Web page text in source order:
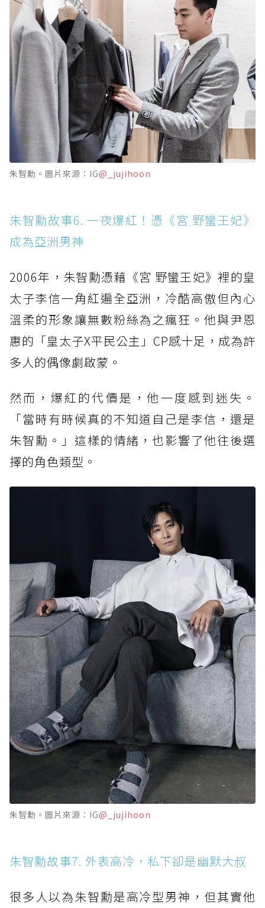
朱智勳。圖片來源：IG@_jujihoon
朱智勳故事6. 一夜爆紅！憑《宮 野蠻王妃》
成為亞洲男神
2006年，朱智勳憑藉《宮 野蠻王妃》裡的皇
太子李信一角紅遍全亞洲，冷酷高傲但內心
溫柔的形象讓無數粉絲為之瘋狂。他與尹恩
惠的「皇太子X平民公主」CP感十足，成為許
多人的偶像劇啟蒙。
然而，爆紅的代價是，他一度感到迷失。
「當時有時候真的不知道自己是李信，還是
朱智勳。」這樣的情緒，也影響了他往後選
擇的角色類型。
朱智勳。圖片來源：IG@_jujihoon
朱智勳故事7. 外表高冷，私下卻是幽默大叔
很多人以為朱智勳是高冷型男神，但其實他